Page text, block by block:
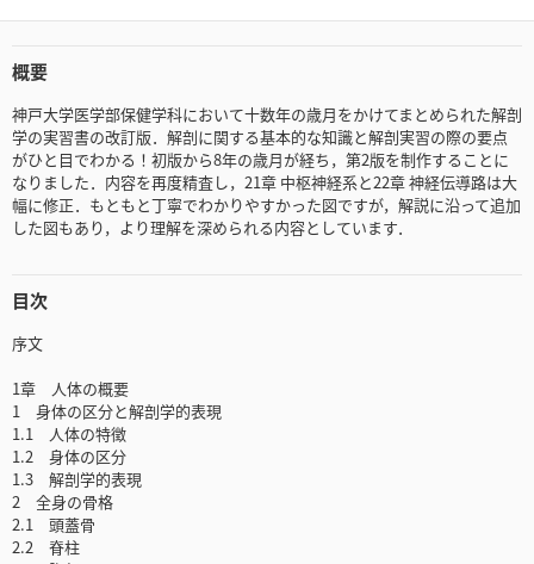
概要
神戸大学医学部保健学科において十数年の歳月をかけてまとめられた解剖
学の実習書の改訂版．解剖に関する基本的な知識と解剖実習の際の要点
がひと目でわかる！初版から8年の歳月が経ち，第2版を制作することに
なりました．内容を再度精査し，21章 中枢神経系と22章 神経伝導路は大
幅に修正．もともと丁寧でわかりやすかった図ですが，解説に沿って追加
した図もあり，より理解を深められる内容としています．
目次
序文
1章 人体の概要
1 身体の区分と解剖学的表現
1.1 人体の特徴
1.2 身体の区分
1.3 解剖学的表現
2 全身の骨格
2.1 頭蓋骨
2.2 脊柱